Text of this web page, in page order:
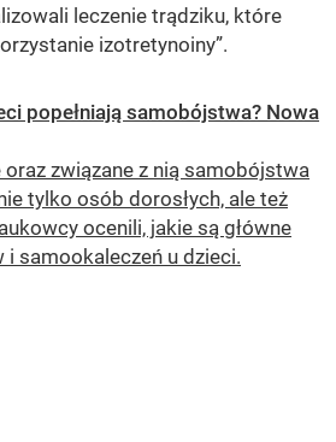
leczenie trądziku, które
izotretynoiny”.
popełniają samobójstwa? Nowa
związane z nią samobójstwa
tylko osób dorosłych, ale też
ocenili, jakie są główne
samookaleczeń u dzieci.